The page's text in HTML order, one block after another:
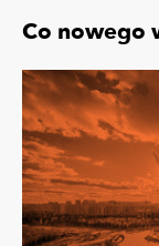
Co nowego